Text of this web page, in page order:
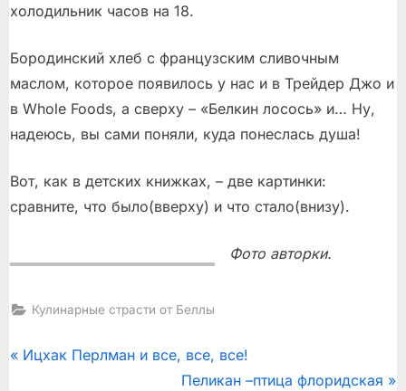
холодильник часов на 18.
Бородинский хлеб с французским сливочным
маслом, которое появилось у нас и в Трейдер Джо и
в Whole Foods, а сверху – «Белкин лосось» и… Ну,
надеюсь, вы сами поняли, куда понеслась душа!
Вот, как в детских книжках, – две картинки:
сравните, что было(вверху) и что стало(внизу).
Фото авторки.
Кулинарные страсти от Беллы
Post
P
Ицхак Перлман и все, все, все!
N
Пеликан –птица флоридская